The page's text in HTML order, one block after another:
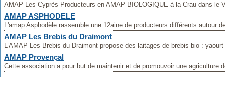
AMAP Les Cyprès Producteurs en AMAP BIOLOGIQUE à la Crau dans le
AMAP ASPHODELE
L'amap Asphodèle rassemble une 12aine de producteurs différents autour
AMAP Les Brebis du Draimont
L’AMAP Les Brebis du Draimont propose des laitages de brebis bio :
AMAP Provençal
Cette association a pour but de maintenir et de promouvoir une agriculture